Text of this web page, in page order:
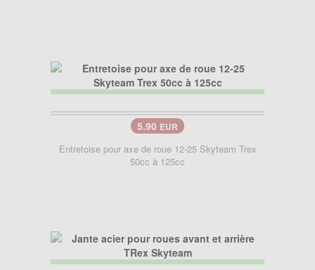
5.90 EUR
Entretoise pour axe de roue 12-25 Skyteam Trex
50cc à 125cc